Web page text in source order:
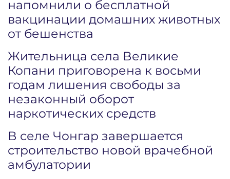
напомнили о бесплатной
вакцинации домашних животных
от бешенства
Жительница села Великие
Копани приговорена к восьми
годам лишения свободы за
незаконный оборот
наркотических средств
В селе Чонгар завершается
строительство новой врачебной
амбулатории